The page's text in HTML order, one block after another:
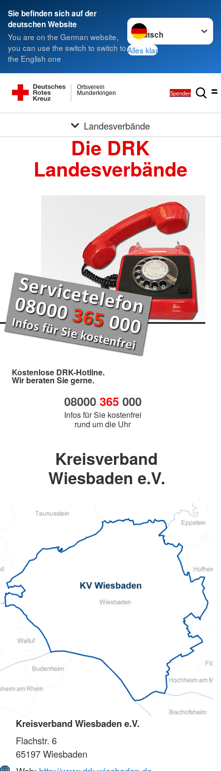
Sie befinden sich auf der
deutschen Website
You are on the German website,
you can use the switch to switch to
the English one
Sprache wechseln zu
Alles klar
Munderkingen
Ortsverein
Spenden
Landesverbände
Die DRK
Landesverbände
Kostenlose DRK-Hotline.
Wir beraten Sie gerne.
08000 365000
Infos für Sie kostenfrei
rund um die Uhr
Kreisverband
Wiesbaden e.V.
Kreisverband Wiesbaden e.V.
Flachstr. 6
65197Wiesbaden